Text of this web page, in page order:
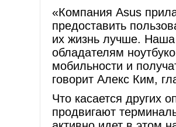
«Компания Asus
предоставить
их жизнь лучше. Наша
обладателям
мобильности и
говорит Алекс Ким,
Что касается других
продвигают